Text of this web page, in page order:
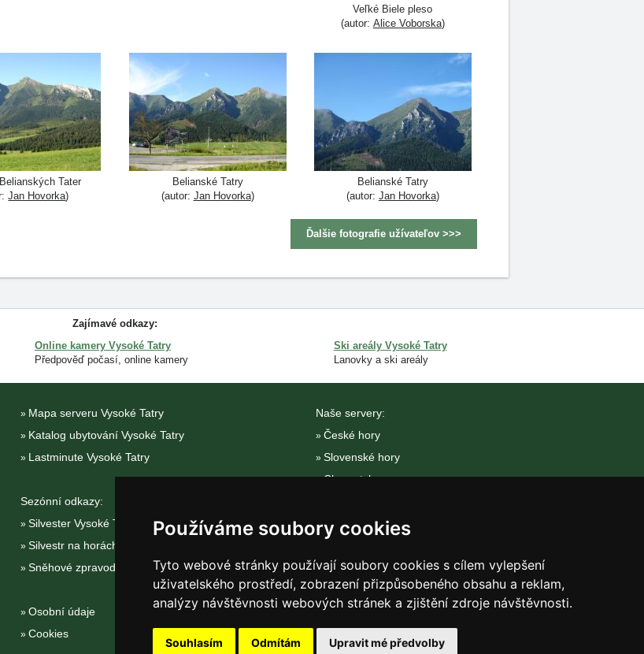
Používáme soubory cookies
Tyto webové stránky používají soubory cookies s cílem vylepšení
uživatelského prostředí, zobrazení přizpůsobeného obsahu a reklam,
analýzy návštěvnosti webových stránek a zjištění zdroje návštěvnosti.
Souhlasím Odmítám Upravit mé předvolby
Veľké Biele pleso
(autor: Alice Voborska)
Tater
Jan Hovorka)
Belianské Tatry
(autor: Jan Hovorka)
Belianské Tatry
(autor: Jan Hovorka)
Ďalšie fotografie užívateľov >>>
Zajímavé odkazy:
Online kamery Vysoké Tatry
Předpověď počasí, online kamery
Ski areály Vysoké Tatry
Lanovky a ski areály
Mapa serveru Vysoké Tatry
Katalog ubytování Vysoké Tatry
Lastminute Vysoké Tatry
Sezónní odkazy:
Silvester Vysoké Tatry
Silvestr na horách 2025/26
Sněhové zpravodajství
Osobní údaje
Cookies
Naše servery:
České hory
Slovenské hory
Chorvatsko
Itálie